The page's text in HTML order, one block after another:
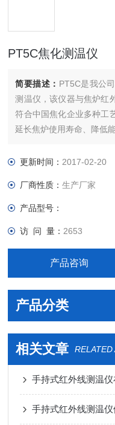
PT5C焦化测温仪
简要描述： PT5C是我公
测温仪，该仪器与焦炉红
符合中国焦化企业多种工
延长焦炉使用寿命、降低
更新时间： 2017-02-20
厂商性质：生产厂家
产品型号：
访 问 量： 2653
产品咨询
产品分类
相关文章
手持式红外线测温
手持式红外线测温